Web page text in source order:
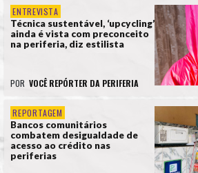
ENTREVISTA
Técnica sustentável, ‘upcycling’
ainda é vista com preconceito
na periferia, diz estilista
POR VOCÊ REPÓRTER DA PERIFERIA
REPORTAGEM
Bancos comunitários
combatem desigualdade de
acesso ao crédito nas
periferias